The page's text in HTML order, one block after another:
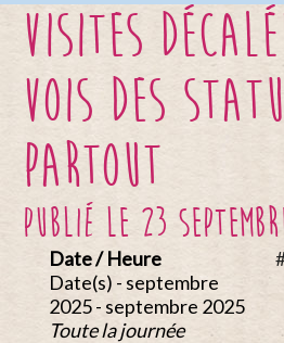
VISITES
vois des
partout
publié le 23
Date / Heure
Date(s) - septembre
2025 - septembre 2025
Toute la journée